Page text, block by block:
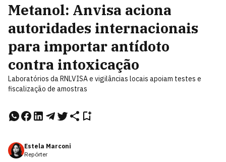
Metanol: Anvisa aciona
autoridades internacionais
para importar antídoto
contra intoxicação
Laboratórios da RNLVISA e vigilâncias locais apoiam testes e
fiscalização de amostras
Estela Marconi
Repórter